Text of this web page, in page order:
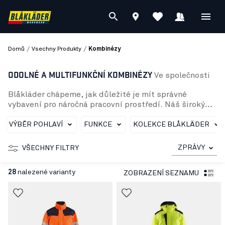
Domů / Vsechny Produkty / Kombinézy
ODOLNÉ A MULTIFUNKČNÍ KOMBINÉZY Ve společnosti
Blåkläder chápeme, jak důležité je mít správné
vybavení pro náročná pracovní prostředí. Náš široký
zahrnuje modely odolné proti ohni, multifunkční, s
speciální kombinézy pro potravinářský průmysl nebo
zimní použití. Nabízíme také jedinečnou flexibilní
oboustranným strečem, která je ideální pro ty, kteří
Pro zimní použití nabízíme zimní kombinézy třídy 3 s
vysokou viditelností a odolné proti ohni, které
poskytují maximální ochranu před chladem, vlhkostí a
VÝBĚR POHLAVÍ FUNKCE KOLEKCE BLÅKLÄDER
VŠECHNY FILTRY ZPRÁVY
28 nalezené varianty ZOBRAZENÍ SEZNAMU